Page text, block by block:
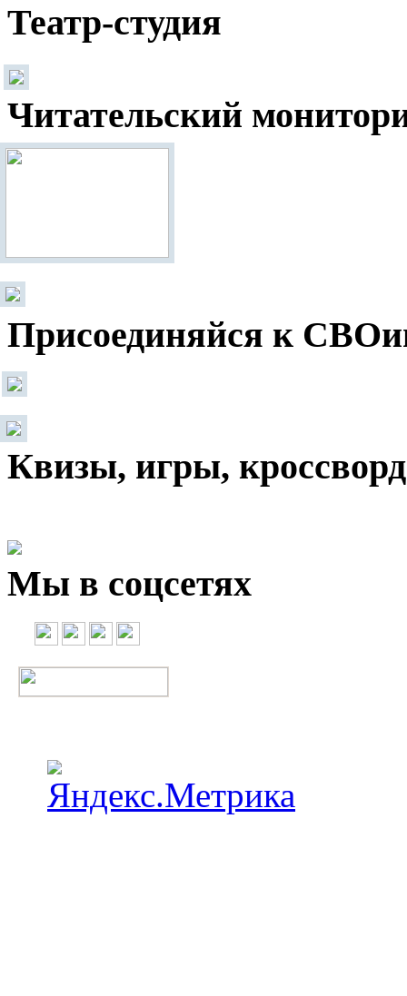
Театр-студия
Читательский
Присоединяйся к
Квизы, игры,
Мы в соцсетях